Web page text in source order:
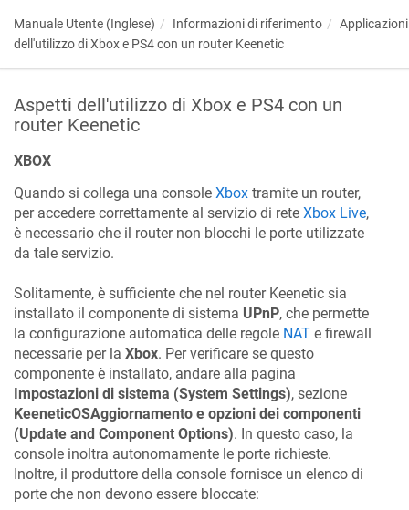
Manuale Utente (Inglese) Informazioni di riferimento
Applicazioni
dell'utilizzo di Xbox e PS4 con un router Keenetic
Aspetti dell'utilizzo di Xbox e PS4 con un
router Keenetic
XBOX
Quando si collega una console Xbox tramite un router,
per accedere correttamente al servizio di rete Xbox Live,
è necessario che il router non blocchi le porte utilizzate
da tale servizio.
Solitamente, è sufficiente che nel router Keenetic sia
installato il componente di sistema UPnP, che permette
la configurazione automatica delle regole NAT e firewall
necessarie per la Xbox. Per verificare se questo
componente è installato, andare alla pagina
Impostazioni di sistema (System Settings), sezione
KeeneticOSAggiornamento e opzioni dei componenti
(Update and Component Options). In questo caso, la
console inoltra autonomamente le porte richieste.
Inoltre, il produttore della console fornisce un elenco di
porte che non devono essere bloccate: